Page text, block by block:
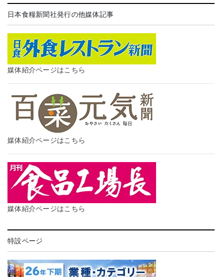
日本食糧新聞社発行の他媒体記事
媒体紹介ページはこちら
媒体紹介ページはこちら
媒体紹介ページはこちら
特設ページ